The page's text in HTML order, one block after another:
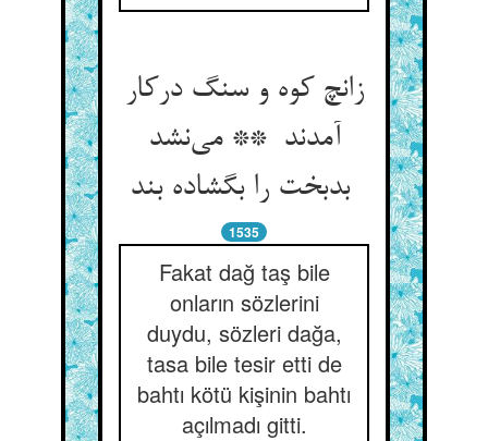
زانچ کوه و سنگ درکار
آمدند ** می‌نشد
بدبخت را بگشاده بند
1535
Fakat dağ taş bile
onların sözlerini
duydu, sözleri dağa,
tasa bile tesir etti de
bahtı kötü kişinin bahtı
açılmadı gitti.